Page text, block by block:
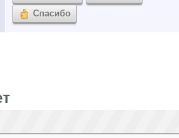
Спасибо